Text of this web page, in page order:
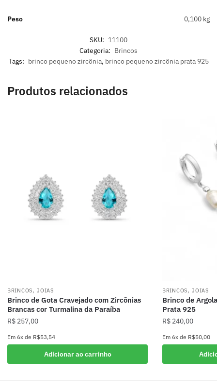
Peso 0,100 kg
SKU: 11100
Categoria: Brincos
Tags: brinco pequeno zircônia, brinco pequeno zircônia prata 925
Produtos relacionados
BRINCOS,JOIAS
Brinco de Gota Cravejado com Zircônias
Brancas cor Turmalina da Paraíba
R$ 257,00
Em 6x de R$53,54
Adicionar ao carrinho
BRINCOS,JOIAS
Brinco de
Prata 925
R$ 240,00
Em 6x de R$50,00